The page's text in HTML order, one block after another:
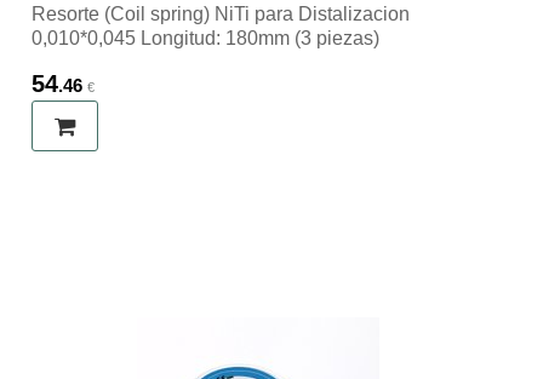
Resorte (Coil spring) NiTi para Distalizacion
0,010*0,045 Longitud: 180mm (3 piezas)
54.46 €